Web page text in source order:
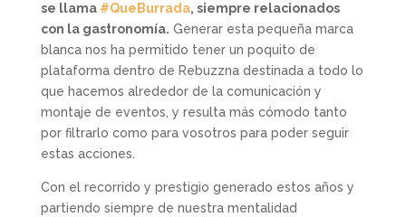
se llama #QueBurrada, siempre relacionados
con la gastronomía. Generar esta pequeña marca
blanca nos ha permitido tener un poquito de
plataforma dentro de Rebuzzna destinada a todo lo
que hacemos alrededor de la comunicación y
montaje de eventos, y resulta más cómodo tanto
por filtrarlo como para vosotros para poder seguir
estas acciones.
Con el recorrido y prestigio generado estos años y
partiendo siempre de nuestra mentalidad